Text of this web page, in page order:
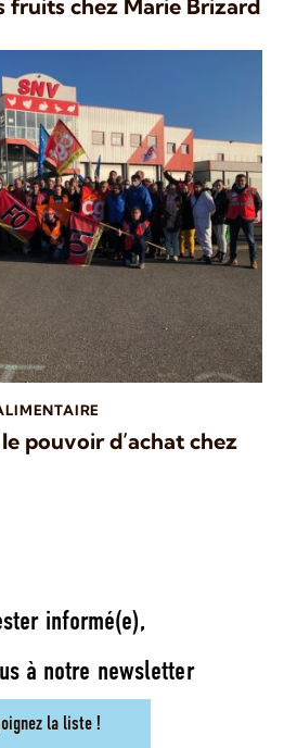
fruits chez Marie Brizard
pouvoir d’achat chez
informé(e),
à notre newsletter
la liste !